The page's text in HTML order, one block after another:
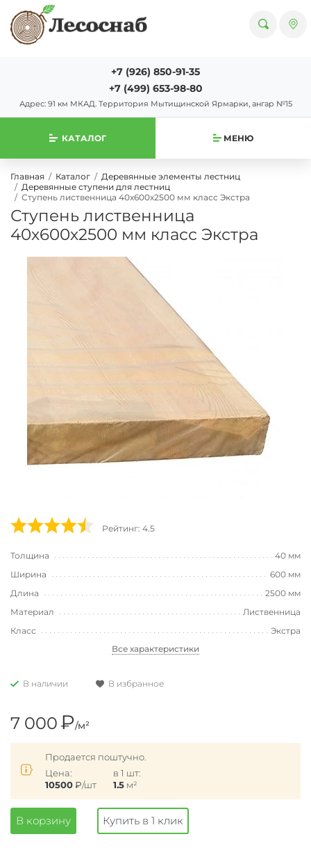
+7 (926) 850-91-35
+7 (499) 653-98-80
Адрес: 91 км МКАД. Территория Мытищинской Ярмарки, ангар №15
КАТАЛОГ МЕНЮ
Главная Каталог
Деревянные элементы лестниц
Деревянные ступени для лестниц
Ступень лиственница 40х600х2500 мм класс Экстра
Ступень лиственница
40х600х2500 мм класс Экстра
Рейтинг: 4.5
Толщина
40 мм
Ширина
600 мм
Длина
2500 мм
Материал
Лиственница
Класс
Экстра
Все характеристики
В наличии В избранное
7 000₽/м²
Продается поштучно.
Цена:
10500 ₽/шт
в 1 шт:
1.5 м²
В корзину Купить в 1 клик